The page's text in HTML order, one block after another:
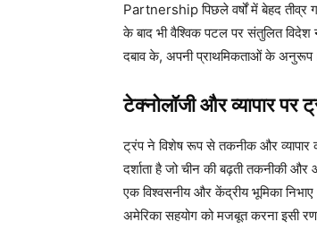
Partnership पिछले वर्षों में बेहद
के बाद भी वैश्विक पटल पर संतुलित विदेश
दबाव के, अपनी प्राथमिकताओं के
टेक्नोलॉजी और व्यापार पर
ट्रंप ने विशेष रूप से तकनीक और व्यापार
दर्शाता है जो चीन की बढ़ती तकनीकी
एक विश्वसनीय और केंद्रीय भूमिका
अमेरिका सहयोग को मजबूत करना इसी